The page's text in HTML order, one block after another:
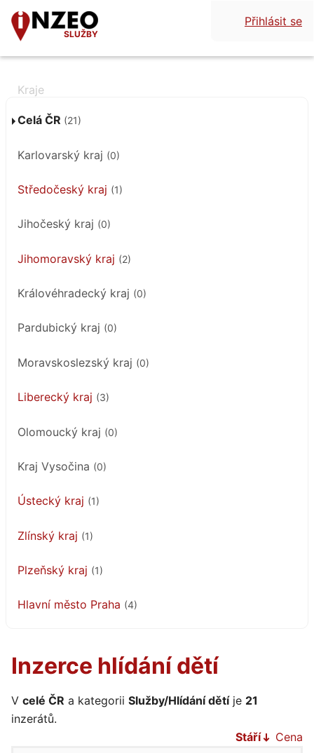
SLUŽBY
Přihlásit se
Celá ČR (21)
Karlovarský kraj (0)
Středočeský kraj (1)
Jihočeský kraj (0)
Jihomoravský kraj (2)
Královéhradecký kraj (0)
Pardubický kraj (0)
Moravskoslezský kraj (0)
Liberecký kraj (3)
Olomoucký kraj (0)
Kraj Vysočina (0)
Ústecký kraj (1)
Zlínský kraj (1)
Plzeňský kraj (1)
Hlavní město Praha (4)
Inzerce hlídání dětí
V celé ČR a kategorii Služby/Hlídání dětíje 21
inzerátů.
Stáří
Cena